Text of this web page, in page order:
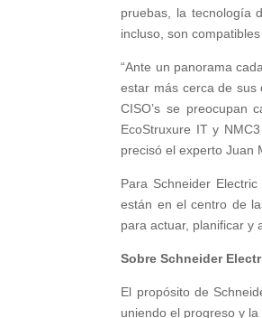
pruebas, la tecnología
incluso, son
“Ante un panorama
estar más cerca de sus
CISO’s se preocupan
EcoStruxure IT y
precisó el experto Juan
Para Schneider
están en el centro de
para actuar, planificar y
Sobre Schneider
El propósito de
uniendo el progreso y